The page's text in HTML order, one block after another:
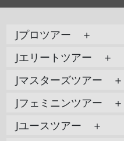
Jプロツアー ＋
Jエリートツアー ＋
Jマスターズツアー ＋
Jフェミニンツアー ＋
Jユースツアー ＋